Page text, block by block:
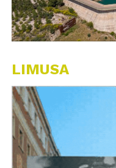
LIMUSA